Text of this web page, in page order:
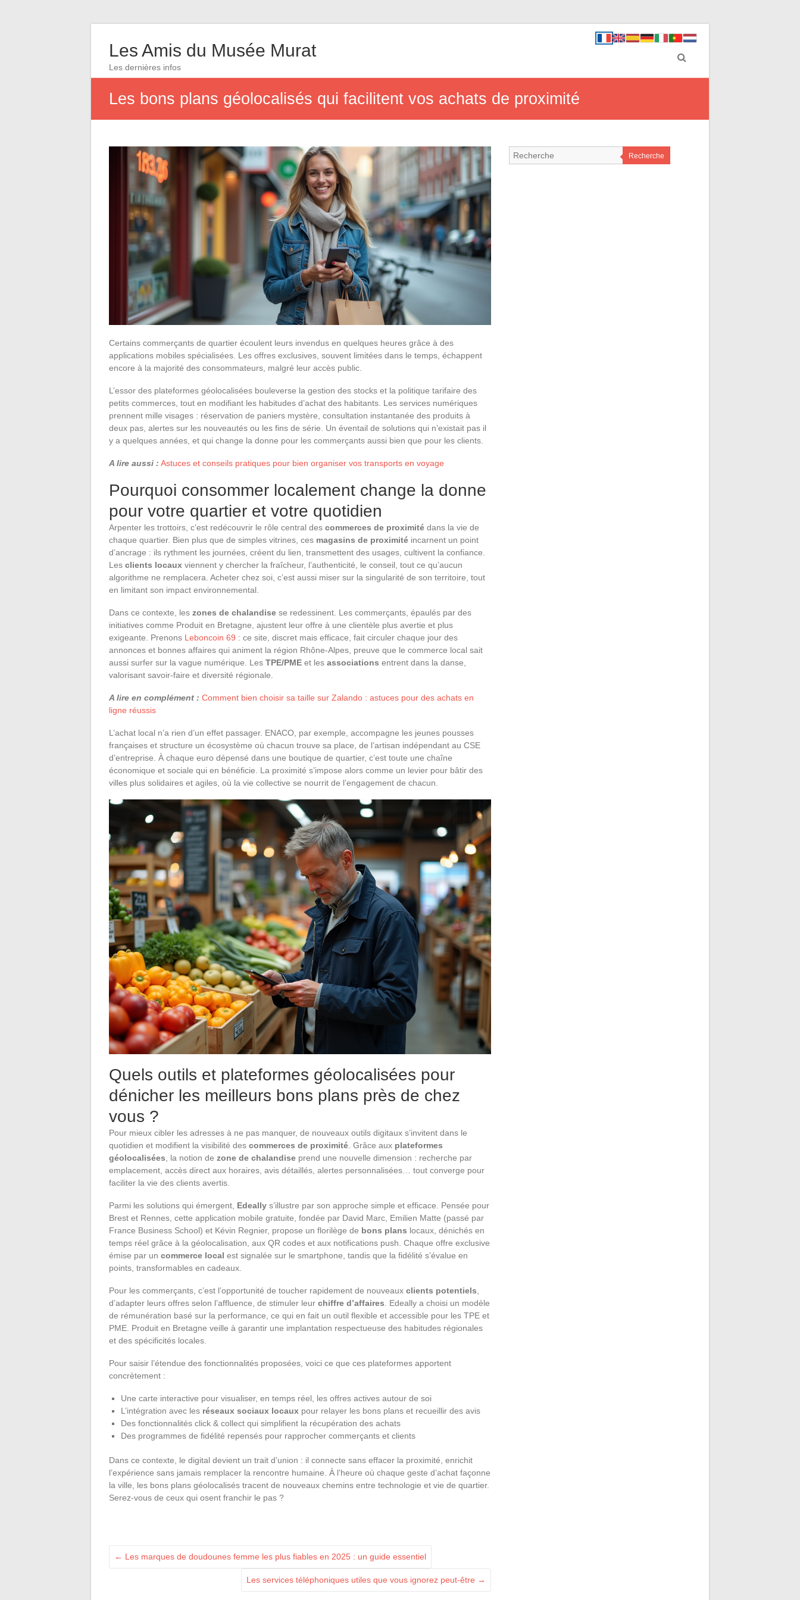
Les Amis du Musée Murat
Les dernières infos
Les bons plans géolocalisés qui facilitent vos achats de proximité
Certains commerçants de quartier écoulent leurs invendus en quelques heures grâce à des
applications mobiles spécialisées. Les offres exclusives, souvent limitées dans le temps, échappent
encore à la majorité des consommateurs, malgré leur accès public.
L’essor des plateformes géolocalisées bouleverse la gestion des stocks et la politique tarifaire des
petits commerces, tout en modifiant les habitudes d’achat des habitants. Les services numériques
prennent mille visages : réservation de paniers mystère, consultation instantanée des produits à
deux pas, alertes sur les nouveautés ou les fins de série. Un éventail de solutions qui n’existait pas il
y a quelques années, et qui change la donne pour les commerçants aussi bien que pour les clients.
A lire aussi : Astuces et conseils pratiques pour bien organiser vos transports en voyage
Pourquoi consommer localement change la donne
pour votre quartier et votre quotidien
Arpenter les trottoirs, c’est redécouvrir le rôle central des commerces de proximité dans la vie de
chaque quartier. Bien plus que de simples vitrines, ces magasins de proximité incarnent un point
d’ancrage : ils rythment les journées, créent du lien, transmettent des usages, cultivent la confiance.
Les clients locaux viennent y chercher la fraîcheur, l’authenticité, le conseil, tout ce qu’aucun
algorithme ne remplacera. Acheter chez soi, c’est aussi miser sur la singularité de son territoire, tout
en limitant son impact environnemental.
Dans ce contexte, les zones de chalandise se redessinent. Les commerçants, épaulés par des
initiatives comme Produit en Bretagne, ajustent leur offre à une clientèle plus avertie et plus
exigeante. Prenons Leboncoin 69 : ce site, discret mais efficace, fait circuler chaque jour des
annonces et bonnes affaires qui animent la région Rhône-Alpes, preuve que le commerce local sait
aussi surfer sur la vague numérique. Les TPE/PME et les associations entrent dans la danse,
valorisant savoir-faire et diversité régionale.
A lire en complément : Comment bien choisir sa taille sur Zalando : astuces pour des achats en
ligne réussis
L’achat local n’a rien d’un effet passager. ENACO, par exemple, accompagne les jeunes pousses
françaises et structure un écosystème où chacun trouve sa place, de l’artisan indépendant au CSE
d’entreprise. À chaque euro dépensé dans une boutique de quartier, c’est toute une chaîne
économique et sociale qui en bénéficie. La proximité s’impose alors comme un levier pour bâtir des
villes plus solidaires et agiles, où la vie collective se nourrit de l’engagement de chacun.
Quels outils et plateformes géolocalisées pour
dénicher les meilleurs bons plans près de chez
vous ?
Pour mieux cibler les adresses à ne pas manquer, de nouveaux outils digitaux s’invitent dans le
quotidien et modifient la visibilité des commerces de proximité . Grâce aux plateformes
géolocalisées , la notion de zone de chalandise prend une nouvelle dimension : recherche par
emplacement, accès direct aux horaires, avis détaillés, alertes personnalisées… tout converge pour
faciliter la vie des clients avertis.
Parmi les solutions qui émergent, Edeally s’illustre par son approche simple et efficace. Pensée pour
Brest et Rennes, cette application mobile gratuite, fondée par David Marc, Emilien Matte (passé par
France Business School) et Kévin Regnier, propose un florilège de bons plans locaux, dénichés en
temps réel grâce à la géolocalisation, aux QR codes et aux notifications push. Chaque offre exclusive
émise par un commerce local est signalée sur le smartphone, tandis que la fidélité s’évalue en
points, transformables en cadeaux.
Pour les commerçants, c’est l’opportunité de toucher rapidement de nouveaux clients potentiels
d’adapter leurs offres selon l’affluence, de stimuler leur chiffre d’affaires . Edeally a choisi un modèle
de rémunération basé sur la performance, ce qui en fait un outil flexible et accessible pour les TPE et
PME. Produit en Bretagne veille à garantir une implantation respectueuse des habitudes régionales
et des spécificités locales.
Pour saisir l’étendue des fonctionnalités proposées, voici ce que ces plateformes apportent
concrètement :
Une carte interactive pour visualiser, en temps réel, les offres actives autour de soi
L’intégration avec les réseaux sociaux locaux pour relayer les bons plans et recueillir des avis
Des fonctionnalités click & collect qui simplifient la récupération des achats
Des programmes de fidélité repensés pour rapprocher commerçants et clients
Dans ce contexte, le digital devient un trait d’union : il connecte sans effacer la proximité, enrichit
l’expérience sans jamais remplacer la rencontre humaine. À l’heure où chaque geste d’achat façonne
la ville, les bons plans géolocalisés tracent de nouveaux chemins entre technologie et vie de quartier.
Serez-vous de ceux qui osent franchir le pas ?
← Les marques de doudounes femme les plus fiables en 2025 : un guide essentiel
Les services téléphoniques utiles que vous ignorez peut-être →
Recherche